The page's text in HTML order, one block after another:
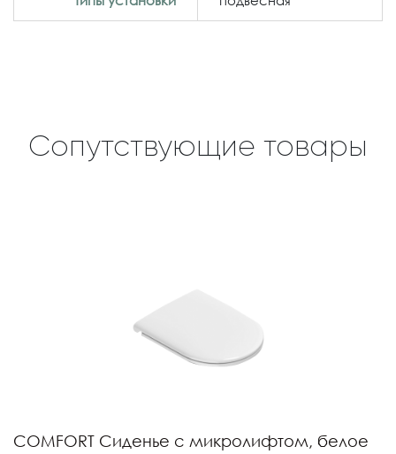
Сопутствующие товары
COMFORT Сиденье с микролифтом, белое